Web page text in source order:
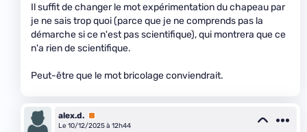
Il suffit de changer le mot expérimentation du chapeau par
je ne sais trop quoi (parce que je ne comprends pas la
démarche si ce n'est pas scientifique), qui montrera que ce
n'a rien de scientifique.
Peut-être que le mot bricolage conviendrait.
alex.d. Premium
Le 10/12/2025 à 12h44